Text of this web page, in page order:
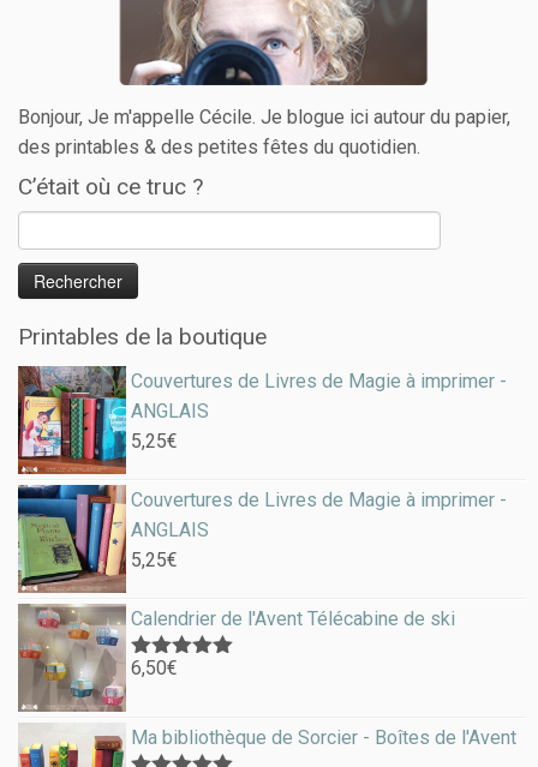
Bonjour, Je m'appelle Cécile. Je blogue ici autour du papier,
des printables & des petites fêtes du quotidien.
C’était où ce truc ?
Printables de la boutique
Couvertures de Livres de Magie à imprimer -
ANGLAIS
5,25€
Couvertures de Livres de Magie à imprimer -
ANGLAIS
5,25€
Calendrier de l'Avent Télécabine de ski
Note
6,50€
Ma bibliothèque de Sorcier - Boîtes de l'Avent